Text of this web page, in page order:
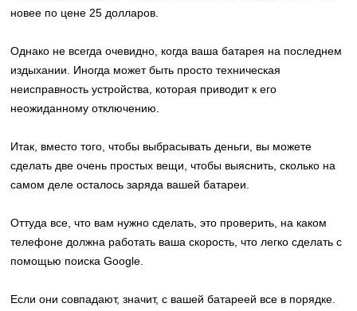
новее по цене 25 долларов.
Однако не всегда очевидно, когда ваша батарея на последнем
издыхании. Иногда может быть просто техническая
неисправность устройства, которая приводит к его
неожиданному отключению.
Итак, вместо того, чтобы выбрасывать деньги, вы можете
сделать две очень простых вещи, чтобы выяснить, сколько на
самом деле осталось заряда вашей батареи.
Оттуда все, что вам нужно сделать, это проверить, на каком
телефоне должна работать ваша скорость, что легко сделать с
помощью поиска Google.
Если они совпадают, значит, с вашей батареей все в порядке.